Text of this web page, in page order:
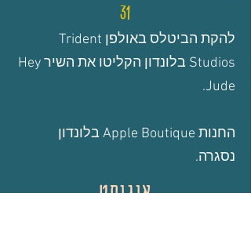
31
להקת הביטלס באולפן Trident
Studios בלונדון הקליטו את השיר
Hey
Jude
.
החנות Apple Boutique בלונדון
נסגרה.
אוגוסט